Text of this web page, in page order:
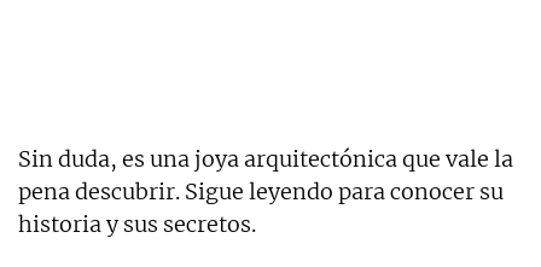
Sin duda, es una joya arquitectónica que vale la
pena descubrir. Sigue leyendo para conocer su
historia y sus secretos.